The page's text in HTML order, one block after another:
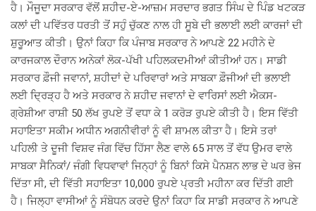
ਹੈ। ਮੌਜੂਦਾ ਸਰਕਾਰ ਵੱਲੋਂ ਸ਼ਹੀਦ-ਏ-ਆਜ਼ਮ ਸਰਦਾਰ ਭਗਤ ਸਿੰਘ ਦੇ ਪਿੰਡ ਖਟਕੜ
ਕਲਾਂ ਦੀ ਪਵਿੱਤਰ ਧਰਤੀ ਤੋਂ ਸਹੁੰ ਚੁੱਕਣ ਨਾਲ ਹੀ ਸੂਬੇ ਦੀ ਭਲਾਈ ਲਈ ਕਾਰਜਾਂ ਦੀ
ਸ਼ੁਰੂਆਤ ਕੀਤੀ। ਉਨਾਂ ਕਿਹਾ ਕਿ ਪੰਜਾਬ ਸਰਕਾਰ ਨੇ ਆਪਣੇ 22 ਮਹੀਨੇ ਦੇ
ਕਾਰਜਕਾਲ ਦੌਰਾਨ ਅਨੇਕਾਂ ਲੋਕ-ਪੱਖੀ ਪਹਿਲਕਦਮੀਆਂ ਕੀਤੀਆਂ ਹਨ। ਸਾਡੀ
ਸਰਕਾਰ ਫ਼ੌਜੀ ਜਵਾਨਾਂ, ਸ਼ਹੀਦਾਂ ਦੇ ਪਰਿਵਾਰਾਂ ਅਤੇ ਸਾਬਕਾ ਫ਼ੌਜੀਆਂ ਦੀ ਭਲਾਈ
ਲਈ ਦ੍ਰਿੜ੍ਹ ਹੈ ਅਤੇ ਸਰਕਾਰ ਨੇ ਸ਼ਹੀਦ ਜਵਾਨਾਂ ਦੇ ਵਾਰਿਸਾਂ ਲਈ ਐਕਸ-
ਗ੍ਰੇਸ਼ੀਆ ਰਾਸ਼ੀ 50 ਲੱਖ ਰੁਪਏ ਤੋਂ ਵਧਾ ਕੇ 1 ਕਰੋੜ ਰੁਪਏ ਕੀਤੀ ਹੈ। ਇਸ ਵਿੱਤੀ
ਸਹਾਇਤਾ ਸਕੀਮ ਅਧੀਨ ਅਗਨੀਵੀਰਾਂ ਨੂੰ ਵੀ ਸ਼ਾਮਲ ਕੀਤਾ ਹੈ। ਇਸੇ ਤਰਾਂ
ਪਹਿਲੀ ਤੇ ਦੂਜੀ ਵਿਸ਼ਵ ਜੰਗ ਵਿੱਚ ਹਿੱਸਾ ਲੈਣ ਵਾਲੇ 65 ਸਾਲ ਤੋਂ ਵੱਧ ਉਮਰ ਵਾਲੇ
ਸਾਬਕਾ ਸੈਨਿਕਾਂ/ ਜੰਗੀ ਵਿਧਵਾਵਾਂ ਜਿਨ੍ਹਾਂ ਨੂੰ ਬਿਨਾਂ ਕਿਸੇ ਪੈਨਸ਼ਨ ਲਾਭ ਦੇ ਘਰ ਭੇਜ
ਦਿੱਤਾ ਸੀ, ਦੀ ਵਿੱਤੀ ਸਹਾਇਤਾ 10,000 ਰੁਪਏ ਪ੍ਰਤੀ ਮਹੀਨਾ ਕਰ ਦਿੱਤੀ ਗਈ
ਹੈ। ਜਿਲ੍ਹਾ ਵਾਸੀਆਂ ਨੂੰ ਸੰਬੋਧਨ ਕਰਦੇ ਉਨਾਂ ਕਿਹਾ ਕਿ ਸਾਡੀ ਸਰਕਾਰ ਨੇ ਆਪਣੇ